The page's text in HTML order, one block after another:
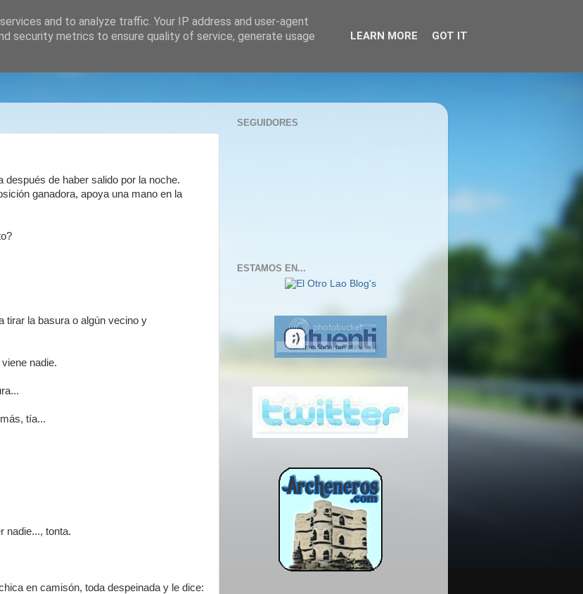
de haber salido por la noche.
ganadora, apoya una mano en la
tirar la basura o algún vecino y
nadie.
tía...
nadie..., tonta.
en camisón, toda despeinada y le dice:
SEGUIDORES
ESTAMOS EN...
and to analyze traffic. Your IP address and user-agent
security metrics to ensure quality of service, generate usage
LEARN MORE GOT IT